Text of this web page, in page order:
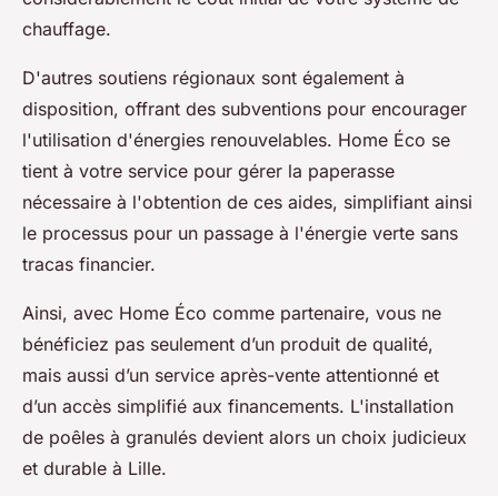
chauffage.
D'autres soutiens régionaux sont également à
disposition, offrant des subventions pour encourager
l'utilisation d'énergies renouvelables. Home Éco se
tient à votre service pour gérer la paperasse
nécessaire à l'obtention de ces aides, simplifiant ainsi
le processus pour un passage à l'énergie verte sans
tracas financier.
Ainsi, avec Home Éco comme partenaire, vous ne
bénéficiez pas seulement d’un produit de qualité,
mais aussi d’un service après-vente attentionné et
d’un accès simplifié aux financements. L'installation
de poêles à granulés devient alors un choix judicieux
et durable à Lille.